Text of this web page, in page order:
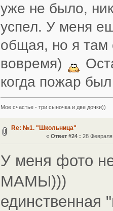
уже не было,
успел. У меня
общая, но я там
вовремя)
когда пожар
Мое счастье - три сыночка и две дочки))
Re: №1. "Школьница"
«Ответ #24 : 28
У меня фото
МАМЫ)))
единственная